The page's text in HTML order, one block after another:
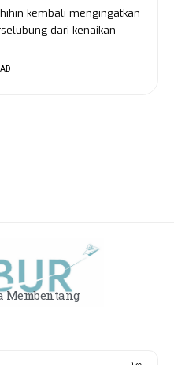
kembali mengingatkan
dari kenaikan
Membentang